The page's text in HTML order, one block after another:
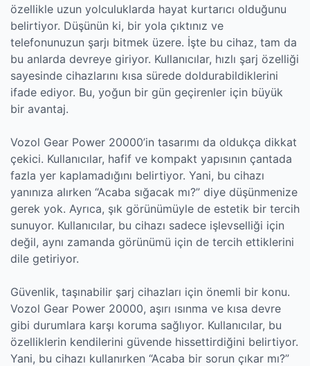
özellikle uzun yolculuklarda hayat kurtarıcı olduğunu
belirtiyor. Düşünün ki, bir yola çıktınız ve
telefonunuzun şarjı bitmek üzere. İşte bu cihaz, tam da
bu anlarda devreye giriyor. Kullanıcılar, hızlı şarj özelliği
sayesinde cihazlarını kısa sürede doldurabildiklerini
ifade ediyor. Bu, yoğun bir gün geçirenler için büyük
bir avantaj.
Vozol Gear Power 20000’in tasarımı da oldukça dikkat
çekici. Kullanıcılar, hafif ve kompakt yapısının çantada
fazla yer kaplamadığını belirtiyor. Yani, bu cihazı
yanınıza alırken “Acaba sığacak mı?” diye düşünmenize
gerek yok. Ayrıca, şık görünümüyle de estetik bir tercih
sunuyor. Kullanıcılar, bu cihazı sadece işlevselliği için
değil, aynı zamanda görünümü için de tercih ettiklerini
dile getiriyor.
Güvenlik, taşınabilir şarj cihazları için önemli bir konu.
Vozol Gear Power 20000, aşırı ısınma ve kısa devre
gibi durumlara karşı koruma sağlıyor. Kullanıcılar, bu
özelliklerin kendilerini güvende hissettirdiğini belirtiyor.
Yani, bu cihazı kullanırken “Acaba bir sorun çıkar mı?”